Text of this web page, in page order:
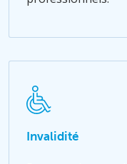
Invalidité